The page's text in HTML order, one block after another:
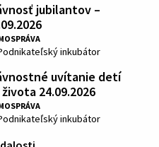
jubilantov –
inkubátor
uvítanie detí
24.09.2026
inkubátor